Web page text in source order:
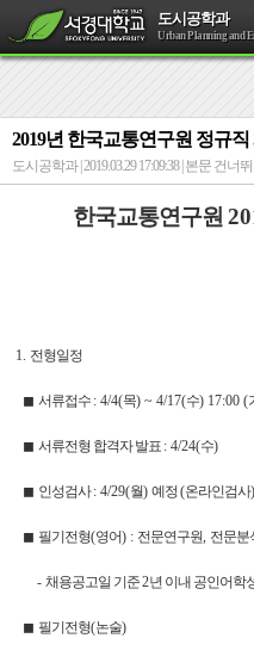
도시공학과
Urban Planning and
2019년 한국교통연구원 정규
도시공학과 | 2019.03.29 17:09:38 | 본문 건너뛰
한국교통연구원
1. 전형일정
◼ 서류접수 : 4/4(목) ~ 4/17(수) 17:00 (
◼ 서류전형 합격자 발표 : 4/24(수)
◼ 인성검사: 4/29(월) 예정(온라인검사)
◼ 필기전형(영어) : 전문연구원, 전문분
- 채용공고일 기준2년 이내 공인어학
◼ 필기전형(논술)